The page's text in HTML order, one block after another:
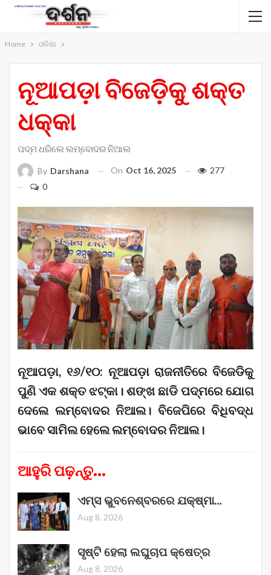
Home ଓଡିଶା
ନୂଆପଡ଼ା ବିଜେଡ଼ିକୁ ଶକ୍ତ
ଧକ୍କା
ପଦ୍ମ ଧରିଲେ ଲମ୍ବୋଦର ନିଆଲ
By Darshana On Oct 16, 2025
277
0
ନୂଆପଡ଼ା, ୧୬/୧୦: ନୂଆପଡ଼ା ରାଜନୀତିରେ ବିଜେଡିକୁ
ପୁଣି ଏକ ଶକ୍ତ ଝଟ୍‌କା। ଶଙ୍ଖ ଛାଡି ପଦ୍ମରେ ଯୋଗ
ଦେଲେ ଲମ୍ବୋଦର ନିଆଲ। ବିଜେପିରେ ବିଧିବଦ୍ଧ
ଭାବେ ସାମିଲ ହେଲେ ଲମ୍ବୋଦର ନିଆଲ।
ଆହୁରି ପଢ଼ନ୍ତୁ...
ଏମ୍ସ ଭୁବନେଶ୍ବରରେ ଯକ୍ଷ୍ମା…
Aug 8, 2026
ସୃଷ୍ଟି ହେଲା ଲଘୁଚାପ କ୍ଷେତ୍ର
Aug 8, 2026